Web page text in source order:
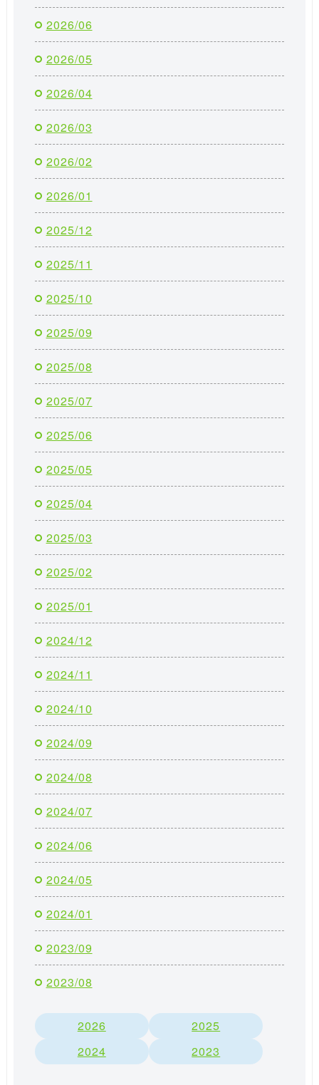
2026/06
2026/05
2026/04
2026/03
2026/02
2026/01
2025/12
2025/11
2025/10
2025/09
2025/08
2025/07
2025/06
2025/05
2025/04
2025/03
2025/02
2025/01
2024/12
2024/11
2024/10
2024/09
2024/08
2024/07
2024/06
2024/05
2024/01
2023/09
2023/08
2026
2025
2024
2023